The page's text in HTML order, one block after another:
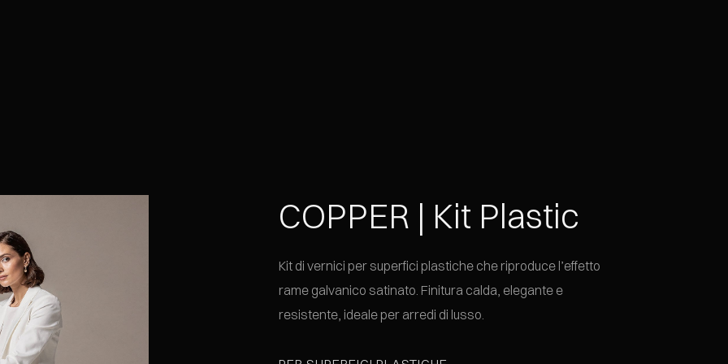
COPPER | Kit Plastic
Kit di vernici per superfici plastiche che riproduce l’effetto
rame galvanico satinato. Finitura calda, elegante e
resistente, ideale per arredi di lusso.